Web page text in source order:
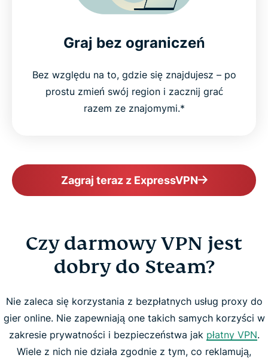
Graj bez ograniczeń
Bez względu na to, gdzie się znajdujesz – po
prostu zmień swój region i zacznij grać
razem ze znajomymi.*
Zagraj teraz z ExpressVPN
Czy darmowy VPN jest
dobry do Steam?
Nie zaleca się korzystania z bezpłatnych usług proxy do
gier online. Nie zapewniają one takich samych korzyści w
zakresie prywatności i bezpieczeństwa jak płatny VPN.
Wiele z nich nie działa zgodnie z tym, co reklamują,